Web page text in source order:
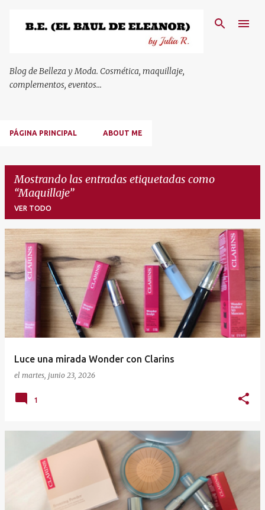
Blog de Belleza y Moda. Cosmética, maquillaje,
complementos, eventos...
PÁGINA PRINCIPAL ABOUT ME
Mostrando las entradas etiquetadas como
Maquillaje
VER TODO
E
n
t
d
Luce una mirada Wonder con Clarins
el martes, junio 23, 2026
1